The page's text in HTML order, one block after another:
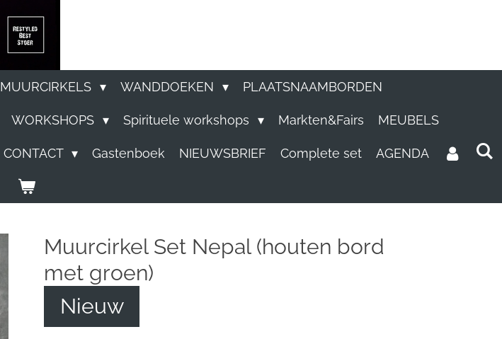
MUURCIRKELS WANDDOEKEN PLAATSNAAMBORDEN
WORKSHOPS Spirituele workshops Markten&Fairs MEUBELS
CONTACT Gastenboek NIEUWSBRIEF Complete set AGENDA
Muurcirkel Set Nepal (houten bord
met groen)
Nieuw